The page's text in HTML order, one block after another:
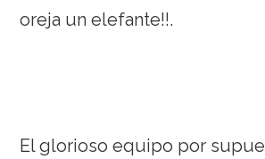
oreja un elefante!!.
El glorioso equipo por